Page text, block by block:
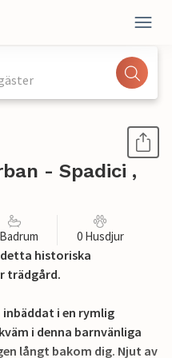
- Spadici ,
0 Husdjur
historiska
trädgård.
i en rymlig
i denna barnvänliga
långt bakom dig. Njut av